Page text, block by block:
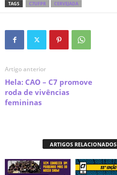
TAGS C7UFPR CERVEJADA
Artigo anterior
Hela: CAO – C7 promove
roda de vivências
femininas
ARTIGOS RELACIONADOS